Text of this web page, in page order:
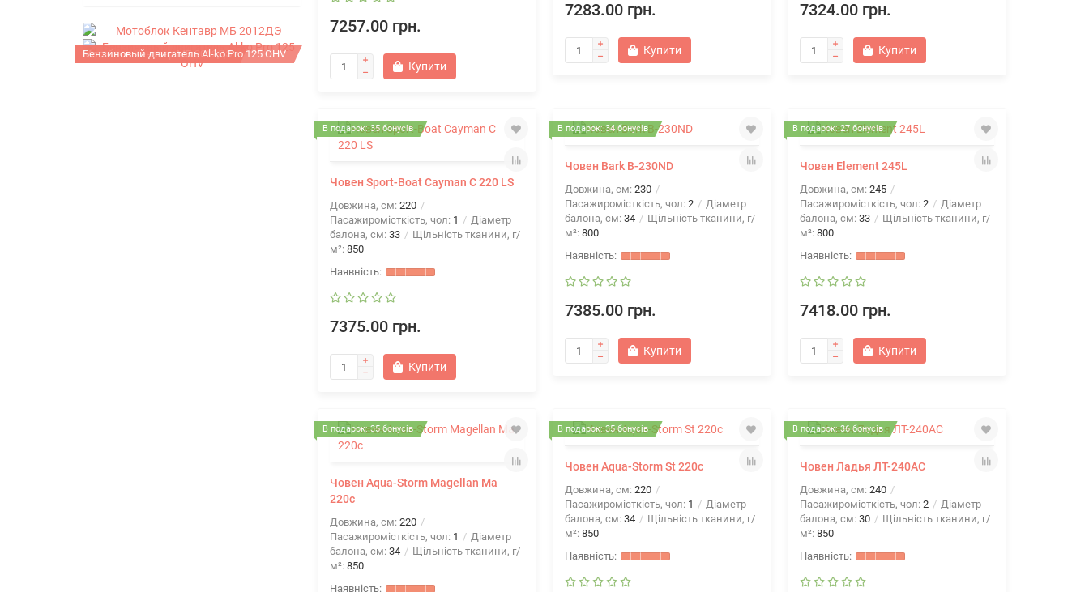
Мотоблок Кентавр МБ 2012ДЭ
Бензиновый двигатель Al-ko Pro 125 OHV
7257.00 грн.
Купити
7283.00 грн.
Купити
7324.00 грн.
Купити
В подарок: 35 бонусів
Човен Sport-Boat Cayman C 220 LS
Довжина, см: 220
Пасажиромісткість, чол: 1
Діаметр
балона, см: 33
Щільність тканини, г/
м²: 850
7375.00 грн.
Купити
В подарок: 34 бонусів
Човен Bark B-230ND
Довжина, см: 230
Пасажиромісткість, чол: 2
Діаметр
балона, см: 34
Щільність тканини, г/
м²: 800
7385.00 грн.
Купити
В подарок: 27 бонусів
Човен Element 245L
Довжина, см: 245
Пасажиромісткість, чол: 2
Діаметр
балона, см: 33
Щільність тканини, г/
м²: 800
7418.00 грн.
Купити
В подарок: 35 бонусів
Човен Aqua-Storm Magellan Ma
220c
Довжина, см: 220
Пасажиромісткість, чол: 1
Діаметр
балона, см: 34
Щільність тканини, г/
м²: 850
В подарок: 35 бонусів
Човен Aqua-Storm St 220c
Довжина, см: 220
Пасажиромісткість, чол: 1
Діаметр
балона, см: 34
Щільність тканини, г/
м²: 850
В подарок: 36 бонусів
Човен Ладья ЛТ-240АС
Довжина, см: 240
Пасажиромісткість, чол: 2
Діаметр
балона, см: 30
Щільність тканини, г/
м²: 850